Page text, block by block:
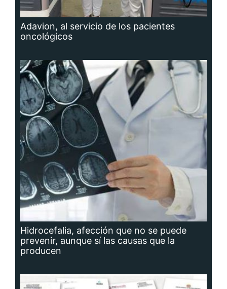
Adavion, al servicio de los pacientes
oncológicos
Hidrocefalia, afección que no se puede
prevenir, aunque sí las causas que la
producen